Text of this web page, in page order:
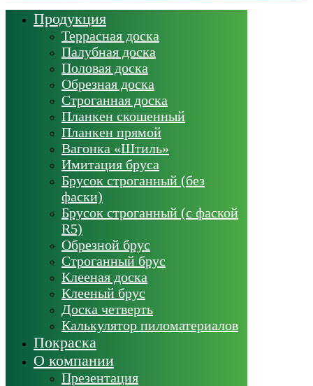
Продукция
Террасная доска
Палубная доска
Половая доска
Обрезная доска
Строганная доска
Планкен скошенный
Планкен прямой
Вагонка «Штиль»
Имитация бруса
Брусок строганный (без
фаски)
Брусок строганный (с фаской
R5)
Обрезной брус
Строганный брус
Клееная доска
Клееный брус
Доска четверть
Калькулятор пиломатериалов
Покраска
О компании
Презентация